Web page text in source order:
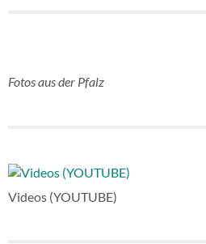
Fotos aus der Pfalz
Videos (YOUTUBE)